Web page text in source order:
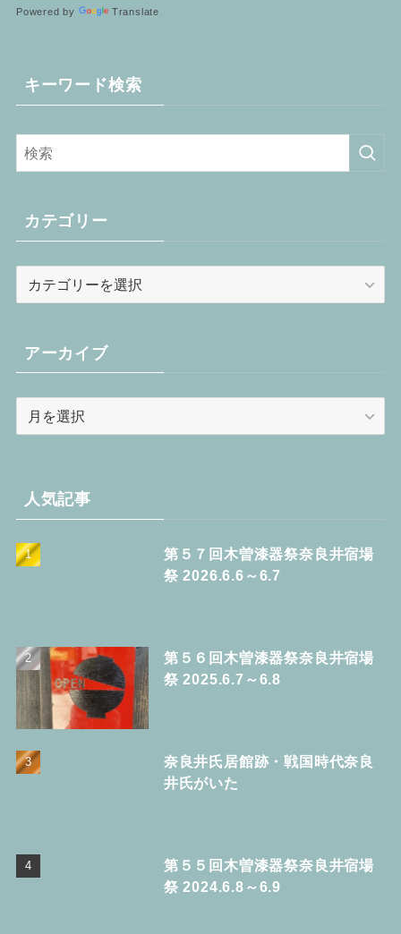
Powered by Translate
キーワード検索
カテゴリー
ー
アーカイブ
ブ人気記事
第５７回木曽漆器祭奈良井宿場
祭 2026.6.6～6.7
第５６回木曽漆器祭奈良井宿場
祭 2025.6.7～6.8
奈良井氏居館跡・戦国時代奈良
井氏がいた
第５５回木曽漆器祭奈良井宿場
祭 2024.6.8～6.9